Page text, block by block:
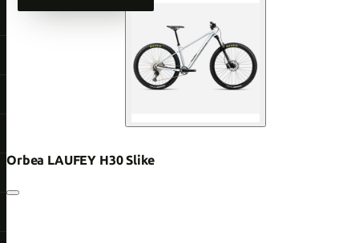
Orbea LAUFEY H30 Slike